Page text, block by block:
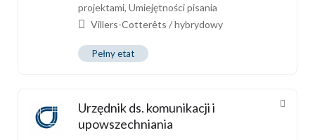
projektami, Umiejętności pisania
Villers-Cotterêts / hybrydowy
Pełny etat
Urzędnik ds. komunikacji i
upowszechniania